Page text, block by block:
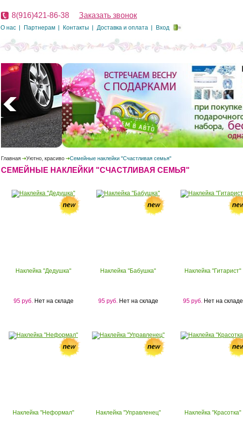
8(916)421-86-38 Заказать звонок
О нас Партнерам Контакты Доставка и оплата Вход
Главная Уютно, красиво Семейные наклейки "Счастливая семья"
СЕМЕЙНЫЕ НАКЛЕЙКИ "СЧАСТЛИВАЯ СЕМЬЯ"
Наклейка "Дедушка"
95 руб.Нет на складе
Наклейка "Бабушка"
95 руб.Нет на складе
Наклейка "Гитарист"
95 руб.Нет на складе
Наклейка "Неформал" Наклейка "Управленец" Наклейка "Красотка"